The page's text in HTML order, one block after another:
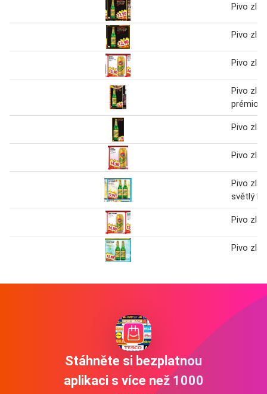
Pivo
Pivo
Pivo
Pivo
Pivo
Pivo
Pivo
světlý
Pivo
Pivo
Stáhněte si bezplatnou
aplikaci s více než 1000